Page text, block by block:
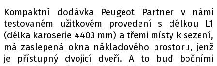
SLEDUJTE NÁS NA|
Máte příběh, fotku nebo video?
Pošlete e-mail na autoroad.cz
Kompaktní dodávka Peugeot Partner v námi
testovaném užitkovém provedení s délkou L1
(délka karoserie 4403 mm) a třemi místy k sezení,
má zaslepená okna nákladového prostoru, jenž
je přístupný dvojicí dveří. A to buď bočními